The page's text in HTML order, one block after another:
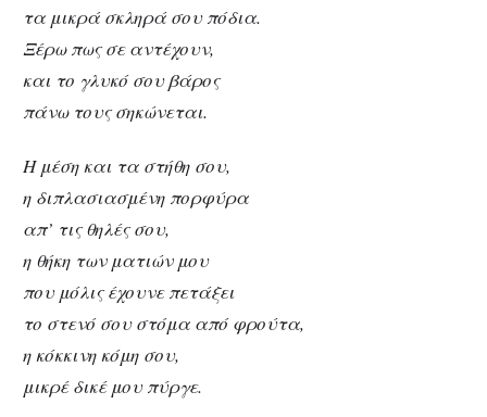
τα μικρά σκληρά σου πόδια.
Ξέρω πως σε αντέχουν,
και το γλυκό σου βάρος
πάνω τους σηκώνεται.
Η μέση και τα στήθη σου,
η διπλασιασμένη πορφύρα
απ’ τις θηλές σου,
η θήκη των ματιών μου
που μόλις έχουνε πετάξει
το στενό σου στόμα από φρούτα,
η κόκκινη κόμη σου,
μικρέ δικέ μου πύργε.